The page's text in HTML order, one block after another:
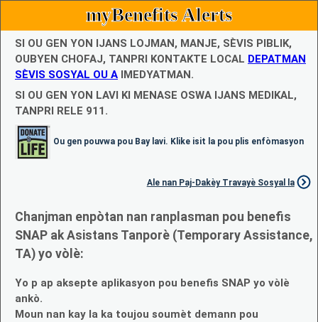
myBenefits Alerts
SI OU GEN YON IJANS LOJMAN, MANJE, SÈVIS PIBLIK,
OUBYEN CHOFAJ, TANPRI KONTAKTE LOCAL DEPATMAN
SÈVIS SOSYAL OU A IMEDYATMAN.
SI OU GEN YON LAVI KI MENASE OSWA IJANS MEDIKAL,
TANPRI RELE 911.
Ou gen pouvwa pou Bay lavi. Klike isit la pou plis enfòmasyon
Ale nan Paj-Dakèy Travayè Sosyal la
Chanjman enpòtan nan ranplasman pou benefis
SNAP ak Asistans Tanporè (Temporary Assistance,
TA) yo vòlè:
Yo p ap aksepte aplikasyon pou benefis SNAP yo vòlè
ankò.
Moun nan kay la ka toujou soumèt demann pou